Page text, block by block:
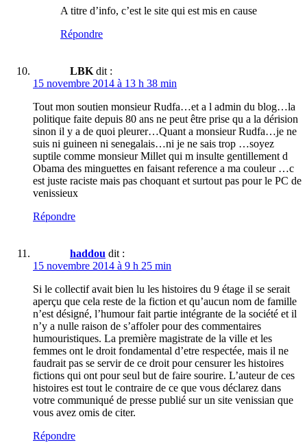
A titre d’info, c’est le site qui est mis en cause
Répondre
LBK dit :
15 novembre 2014 à 13 h 38 min
Tout mon soutien monsieur Rudfa…et a l admin du blog…la
politique faite depuis 80 ans ne peut être prise qu a la dérision
sinon il y a de quoi pleurer…Quant a monsieur Rudfa…je ne
suis ni guineen ni senegalais…ni je ne sais trop …soyez
suptile comme monsieur Millet qui m insulte gentillement d
Obama des minguettes en faisant reference a ma couleur …c
est juste raciste mais pas choquant et surtout pas pour le PC de
venissieux
Répondre
haddou dit :
15 novembre 2014 à 9 h 25 min
Si le collectif avait bien lu les histoires du 9 étage il se serait
aperçu que cela reste de la fiction et qu’aucun nom de famille
n’est désigné, l’humour fait partie intégrante de la société et il
n’y a nulle raison de s’affoler pour des commentaires
humouristiques. La première magistrate de la ville et les
femmes ont le droit fondamental d’etre respectée, mais il ne
faudrait pas se servir de ce droit pour censurer les histoires
fictions qui ont pour seul but de faire sourire. L’auteur de ces
histoires est tout le contraire de ce que vous déclarez dans
votre communiqué de presse publié sur un site venissian que
vous avez omis de citer.
Répondre